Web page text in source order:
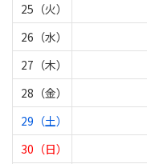
25（火）
26（水）
27（木）
28（金）
29（土）
30（日）